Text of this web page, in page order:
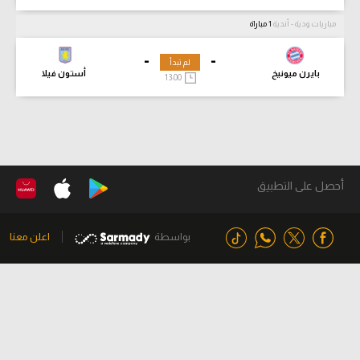
مباريات ودية - أندية
-
بايرن ميونيخ
-
أستون فيلا
لم تبدأ
13:00
أحصل على التطبيق
بواسطة اعلن معنا